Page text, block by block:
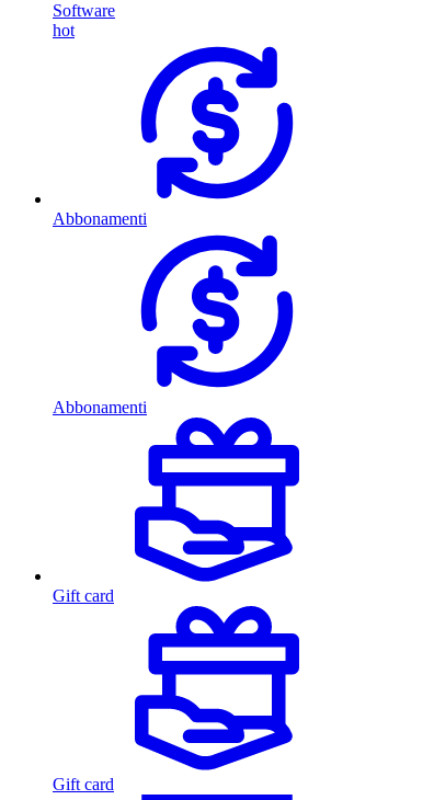
Software
hot
Abbonamenti
Abbonamenti
Gift card
Gift card